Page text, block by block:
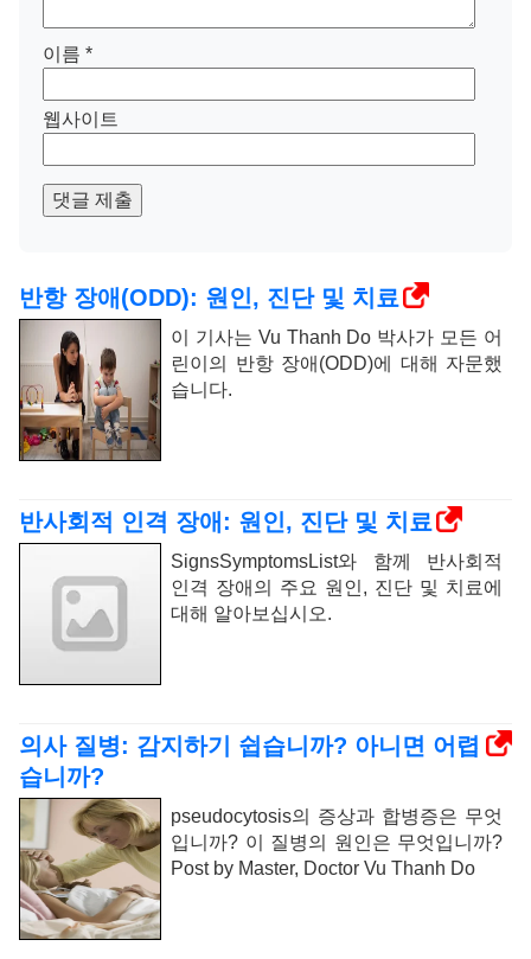
이름 *
웹사이트
댓글 제출
반항 장애(ODD): 원인, 진단 및 치료
이 기사는 Vu Thanh Do 박사가 모든 어
린이의 반항 장애(ODD)에 대해 자문했
습니다.
반사회적 인격 장애: 원인, 진단 및 치료
SignsSymptomsList와 함께 반사회적
인격 장애의 주요 원인, 진단 및 치료에
대해 알아보십시오.
의사 질병: 감지하기 쉽습니까? 아니면 어렵
습니까?
pseudocytosis의 증상과 합병증은 무엇
입니까? 이 질병의 원인은 무엇입니까?
Post by Master, Doctor Vu Thanh Do